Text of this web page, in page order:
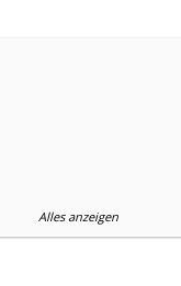
"Titian-F" noch ein
Alles anzeigen